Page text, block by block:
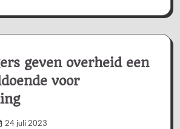
geven overheid een
voor
24 juli 2023